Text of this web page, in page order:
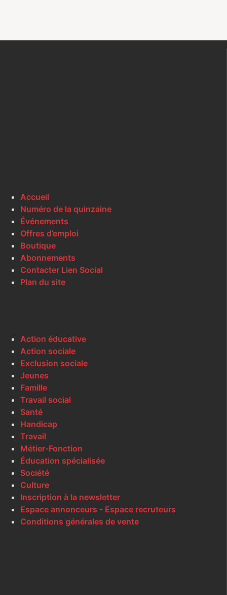
Accueil
Numéro de la quinzaine
Événements
Offres d’emploi
Boutique
Abonnements
Contacter Lien Social
Plan du site
Action éducative
Action sociale
Exclusion sociale
Jeunes
Famille
Travail social
Santé
Handicap
Travail
Métier-Fonction
Éducation spécialisée
Société
Culture
Inscription à la newsletter
Espace annonceurs - Espace recruteurs
Conditions générales de vente